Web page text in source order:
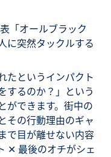
「オールブラック
に突然タックルする
たというインパクト
するのか？」という
ができます。街中の
その行動理由のギャ
で目が離せない内容
✕ 最後のオチがシェ